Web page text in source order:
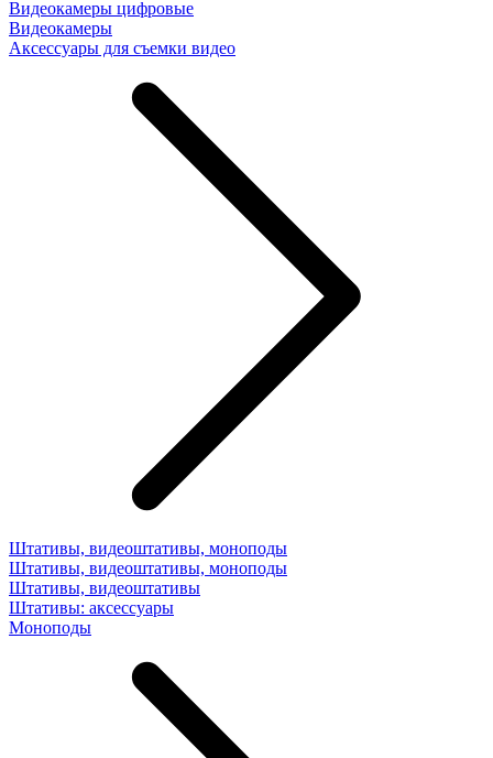
Видеокамеры цифровые
Видеокамеры
Аксессуары для съемки видео
Штативы, видеоштативы, моноподы
Штативы, видеоштативы, моноподы
Штативы, видеоштативы
Штативы: аксессуары
Моноподы